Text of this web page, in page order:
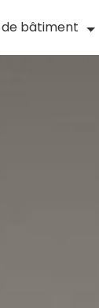
bâtiment